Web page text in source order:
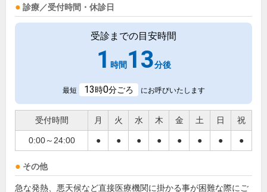
診療／受付時間・休診日
受診までの目安時間
1 時間13分後
最短 13時0分ごろ にお呼びいたします
受付時間 月 火 水 木 金 土 日 祝
0:00～24:00 ● ● ● ● ● ● ● ●
その他
急な発熱、悪天候など直接医療機関に掛かる事が困難な際にご